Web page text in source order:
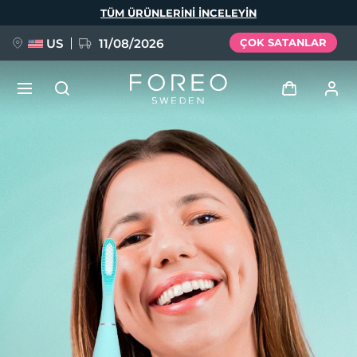
TÜM ÜRÜNLERINI INCELEYIN
US 11/08/2026 ÇOK SATANLAR
Kullanici profi̇li̇
Cihazlarım
Siparişlerim
Adresim
Aboneliklerim
FAQ™ Pure Beauty-Tech Elixir
BREAKING NEWS
issa™ Teeth Whitening Set
Dil Seçimi
Deutsch
Español
Français
Italiano
Português
Svenska
Русский
简体中文 繁體中文